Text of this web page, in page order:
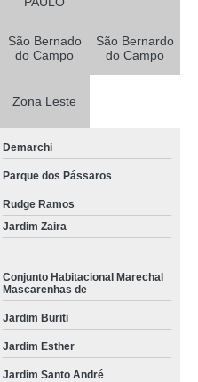
São Bernado
do Campo
São Bernardo
do Campo
Zona Leste
Demarchi
Parque dos Pássaros
Rudge Ramos
Jardim Zaira
Conjunto Habitacional Marechal
Mascarenhas de
Jardim Buriti
Jardim Esther
Jardim Santo André